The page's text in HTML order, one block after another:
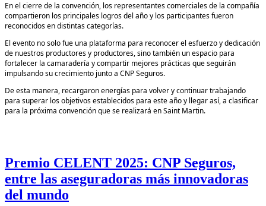
En el cierre de la convención, los representantes comerciales de la compañía
compartieron los principales logros del año y los participantes fueron
reconocidos en distintas categorías.
El evento no solo fue una plataforma para reconocer el esfuerzo y dedicación
de nuestros productores y productores, sino también un espacio para
fortalecer la camaradería y compartir mejores prácticas que seguirán
impulsando su crecimiento junto a CNP Seguros.
De esta manera, recargaron energías para volver y continuar trabajando
para superar los objetivos establecidos para este año y llegar así, a clasificar
para la próxima convención que se realizará en Saint Martin.
Premio CELENT 2025: CNP Seguros,
entre las aseguradoras más innovadoras
del mundo